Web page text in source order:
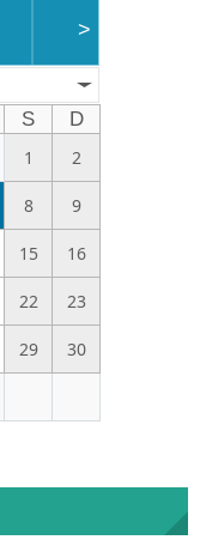
>
S
D
1
2
8 9
15 16
22 23
29 30